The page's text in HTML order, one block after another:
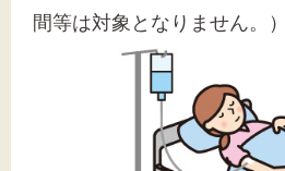
間等は対象となりません。）